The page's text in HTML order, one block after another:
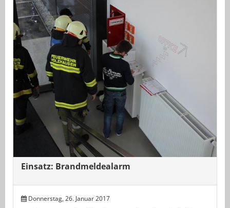
Einsatz: Brandmeldealarm
Donnerstag, 26. Januar 2017